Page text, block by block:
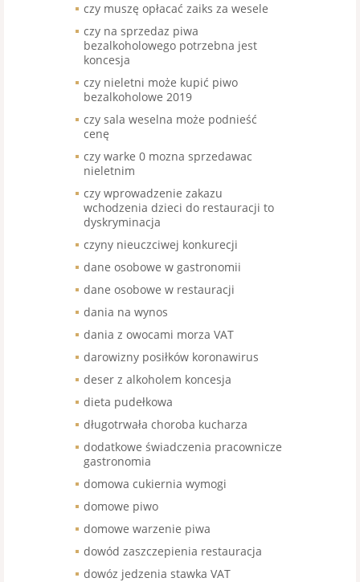
czy muszę opłacać zaiks za wesele
czy na sprzedaz piwa
bezalkoholowego potrzebna jest
koncesja
czy nieletni może kupić piwo
bezalkoholowe 2019
czy sala weselna może podnieść
cenę
czy warke 0 mozna sprzedawac
nieletnim
czy wprowadzenie zakazu
wchodzenia dzieci do restauracji to
dyskryminacja
czyny nieuczciwej konkurecji
dane osobowe w gastronomii
dane osobowe w restauracji
dania na wynos
dania z owocami morza VAT
darowizny posiłków koronawirus
deser z alkoholem koncesja
dieta pudełkowa
długotrwała choroba kucharza
dodatkowe świadczenia pracownicze
gastronomia
domowa cukiernia wymogi
domowe piwo
domowe warzenie piwa
dowód zaszczepienia restauracja
dowóz jedzenia stawka VAT